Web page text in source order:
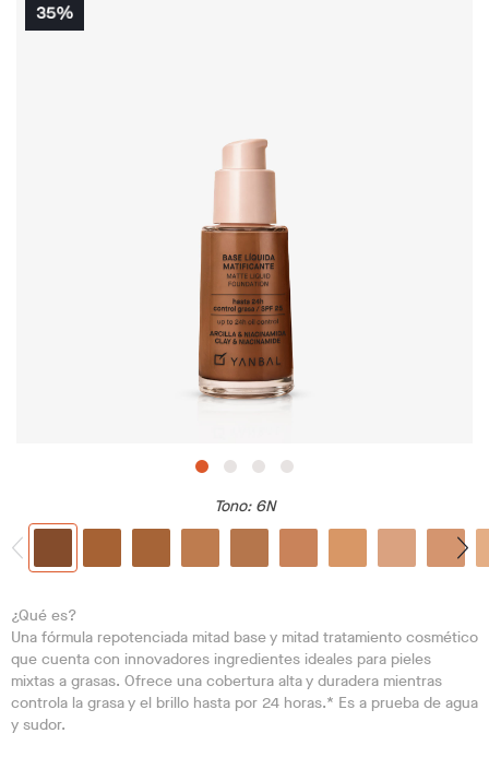
Tono: 6N
¿Qué es?
Una fórmula repotenciada mitad base y mitad tratamiento cosmético
que cuenta con innovadores ingredientes ideales para pieles
mixtas a grasas. Ofrece una cobertura alta y duradera mientras
controla la grasa y el brillo hasta por 24 horas.* Es a prueba de agua
y sudor.